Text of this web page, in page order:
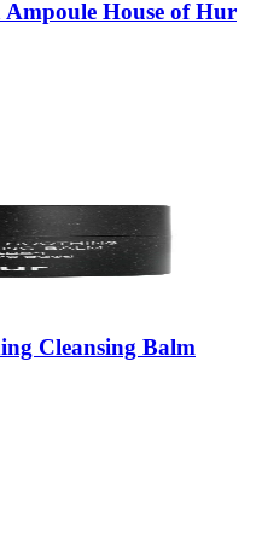
House of Hur
Cleansing Balm